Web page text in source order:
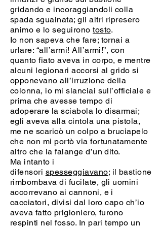
gridando e incoraggiandoli colla
spada sguainata; gli altri ripresero
animo e lo seguironotosto.
Io non sapeva che fare; tornai a
urlare: “all’armi! All’armi!”, con
quanto fiato aveva in corpo, e mentre
alcuni legionari accorsi al grido si
opponevano all’irruzione della
colonna, io mi slanciai sull’officiale e
prima che avesse tempo di
adoperare la sciabola lo disarmai;
egli aveva alla cintola una pistola,
me ne scaricò un colpo a bruciapelo
che non mi portò via fortunatamente
altro che la falange d’un dito.
Ma intanto i
difensori spesseggiavano; il bastione
rimbombava di fucilate, gli uomini
accorrevano ai cannoni, e i
cacciatori, divisi dal loro capo ch’io
aveva fatto prigioniero, furono
respinti nel fosso. In pari tempo un